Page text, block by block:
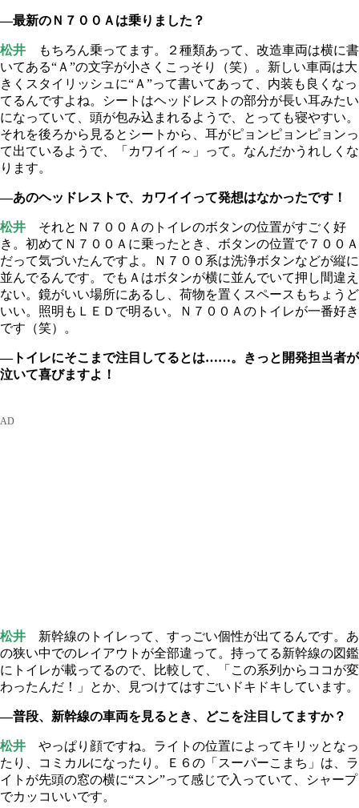
―最新のＮ７００Ａは乗りました？
松井 もちろん乗ってます。２種類あって、改造車両は横に書
いてある“Ａ”の文字が小さくこっそり（笑）。新しい車両は大
きくスタイリッシュに“Ａ”って書いてあって、内装も良くなっ
てるんですよね。シートはヘッドレストの部分が長い耳みたい
になっていて、頭が包み込まれるようで、とっても寝やすい。
それを後ろから見るとシートから、耳がピョンピョンピョンっ
て出ているようで、「カワイイ～」って。なんだかうれしくな
ります。
―あのヘッドレストで、カワイイって発想はなかったです！
松井 それとＮ７００Ａのトイレのボタンの位置がすごく好
き。初めてＮ７００Ａに乗ったとき、ボタンの位置で７００Ａ
だって気づいたんですよ。Ｎ７００系は洗浄ボタンなどが縦に
並んでるんです。でもＡはボタンが横に並んでいて押し間違え
ない。鏡がいい場所にあるし、荷物を置くスペースもちょうど
いい。照明もＬＥＤで明るい。Ｎ７００Ａのトイレが一番好き
です（笑）。
―トイレにそこまで注目してるとは……。きっと開発担当者が
泣いて喜びますよ！
松井 新幹線のトイレって、すっごい個性が出てるんです。あ
の狭い中でのレイアウトが全部違って。持ってる新幹線の図鑑
にトイレが載ってるので、比較して、「この系列からココが変
わったんだ！」とか、見つけてはすごいドキドキしています。
―普段、新幹線の車両を見るとき、どこを注目してますか？
松井 やっぱり顔ですね。ライトの位置によってキリッとなっ
たり、コミカルになったり。Ｅ６の「スーパーこまち」は、ラ
イトが先頭の窓の横に“スン”って感じで入っていて、シャープ
でカッコいいです。